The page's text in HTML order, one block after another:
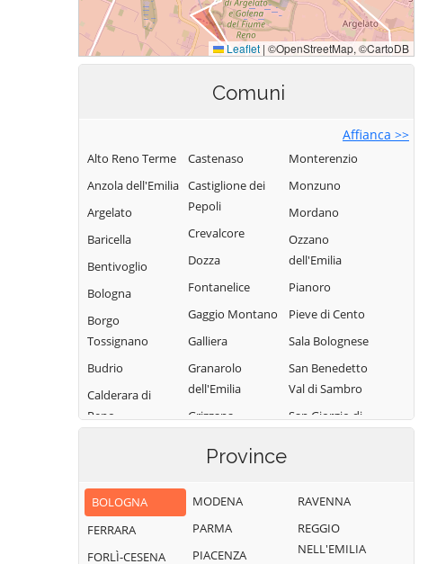
Comuni
Affianca >>
Alto Reno Terme
Anzola dell'Emilia
Argelato
Baricella
Bentivoglio
Bologna
Borgo
Tossignano
Budrio
Calderara di
Reno
Reno
Casalfiumanese
Castenaso
Castiglione dei
Pepoli
Crevalcore
Dozza
Fontanelice
Gaggio Montano
Galliera
Granarolo
dell'Emilia
Grizzana
Imola
Belvedere
Loiano
Monterenzio
Monzuno
Mordano
Ozzano
dell'Emilia
Pianoro
Pieve di Cento
Sala Bolognese
San Benedetto
Val di Sambro
San Giorgio di
San Lazzaro di
Savena
San Pietro in
Province
BOLOGNA
FERRARA
FORLÌ-CESENA
MODENA
PARMA
PIACENZA
RAVENNA
REGGIO
NELL'EMILIA